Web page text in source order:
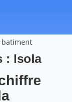
batiment
: Isola